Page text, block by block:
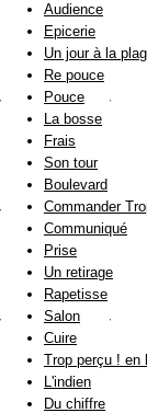
Audience
Epicerie
Un jour à la
Re pouce
Pouce
La bosse
Frais
Son tour
Boulevard
Commander
Communiqué
Prise
Un retirage
Rapetisse
Salon
Cuire
Trop perçu ! en
L'indien
Du chiffre